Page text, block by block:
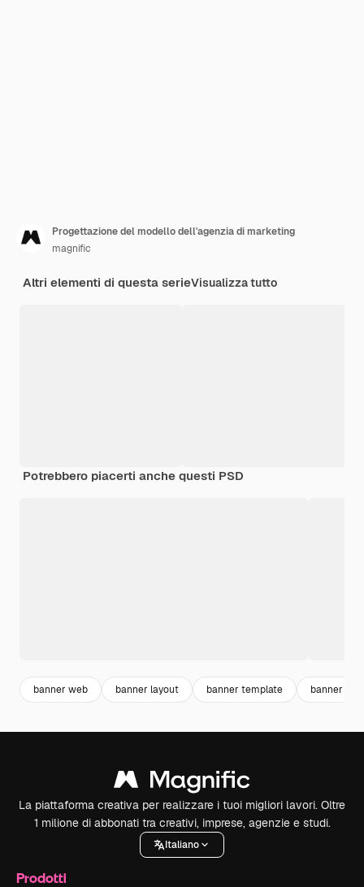
Progettazione del modello dell'agenzia di marketing
magnific
Altri elementi di questa serieVisualizza tutto
Potrebbero piacerti anche questi PSD
banner web banner layout banner template banner
La piattaforma creativa per realizzare i tuoi migliori lavori. Oltre
1 milione di abbonati tra creativi, imprese, agenzie e studi.
Italiano
Prodotti